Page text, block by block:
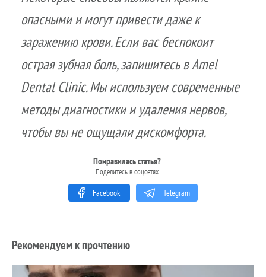
опасными и могут привести даже к
заражению крови. Если вас беспокоит
острая зубная боль, запишитесь в Amel
Dental Clinic. Мы используем современные
методы диагностики и удаления нервов,
чтобы вы не ощущали дискомфорта.
Понравилась статья?
Поделитесь в соцсетях
Facebook Telegram
Рекомендуем к прочтению